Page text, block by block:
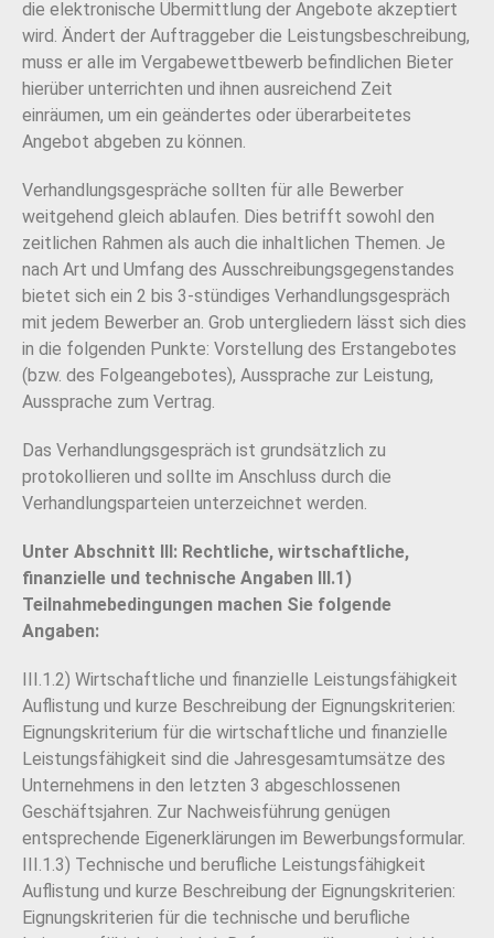
die elektronische Übermittlung der Angebote akzeptiert
wird. Ändert der Auftraggeber die Leistungsbeschreibung,
muss er alle im Vergabewettbewerb befindlichen Bieter
hierüber unterrichten und ihnen ausreichend Zeit
einräumen, um ein geändertes oder überarbeitetes
Angebot abgeben zu können.
Verhandlungsgespräche sollten für alle Bewerber
weitgehend gleich ablaufen. Dies betrifft sowohl den
zeitlichen Rahmen als auch die inhaltlichen Themen. Je
nach Art und Umfang des Ausschreibungsgegenstandes
bietet sich ein 2 bis 3-stündiges Verhandlungsgespräch
mit jedem Bewerber an. Grob untergliedern lässt sich dies
in die folgenden Punkte: Vorstellung des Erstangebotes
(bzw. des Folgeangebotes), Aussprache zur Leistung,
Aussprache zum Vertrag.
Das Verhandlungsgespräch ist grundsätzlich zu
protokollieren und sollte im Anschluss durch die
Verhandlungsparteien unterzeichnet werden.
Unter Abschnitt III: Rechtliche, wirtschaftliche,
finanzielle und technische Angaben III.1)
Teilnahmebedingungen machen Sie folgende
Angaben:
III.1.2) Wirtschaftliche und finanzielle Leistungsfähigkeit
Auflistung und kurze Beschreibung der Eignungskriterien:
Eignungskriterium für die wirtschaftliche und finanzielle
Leistungsfähigkeit sind die Jahresgesamtumsätze des
Unternehmens in den letzten 3 abgeschlossenen
Geschäftsjahren. Zur Nachweisführung genügen
entsprechende Eigenerklärungen im Bewerbungsformular.
III.1.3) Technische und berufliche Leistungsfähigkeit
Auflistung und kurze Beschreibung der Eignungskriterien:
Eignungskriterien für die technische und berufliche